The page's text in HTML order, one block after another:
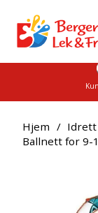
Hjem / Idrett
Ballnett for 9-